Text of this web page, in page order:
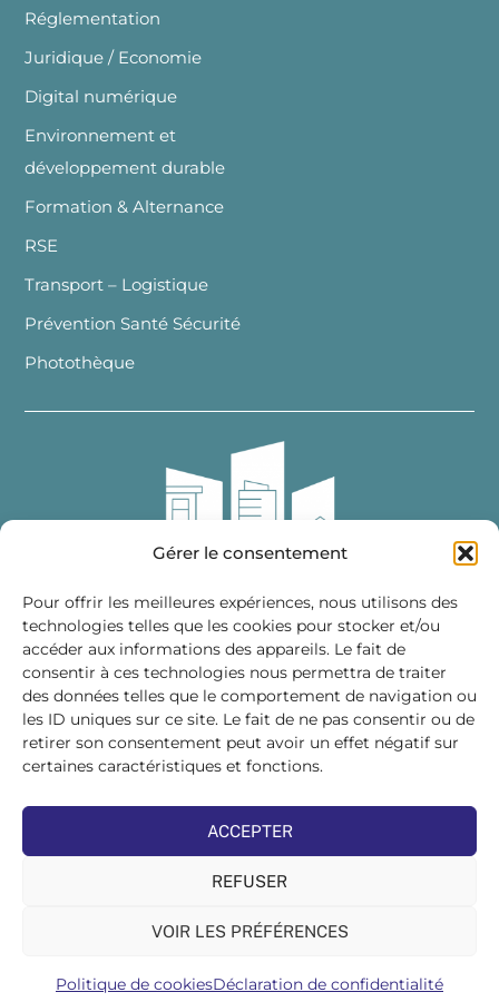
Gérer le consentement
Pour offrir les meilleures expériences, nous utilisons des
technologies telles que les cookies pour stocker et/ou
accéder aux informations des appareils. Le fait de
consentir à ces technologies nous permettra de traiter
des données telles que le comportement de navigation ou
les ID uniques sur ce site. Le fait de ne pas consentir ou de
retirer son consentement peut avoir un effet négatif sur
certaines caractéristiques et fonctions.
ACCEPTER
REFUSER
VOIR LES PRÉFÉRENCES
Politique de cookiesDéclaration de confidentialité
Réglementation
Juridique / Economie
Digital numérique
Environnement et
développement durable
Formation & Alternance
RSE
Transport – Logistique
Prévention Santé Sécurité
Photothèque
Fédération des Distributeurs
de Matériaux de Construction
215 bis, boulevard Saint-Germain
75007 PARIS
Tél : 01 45 48 28 44
Suivez-nous sur les réseaux sociaux :